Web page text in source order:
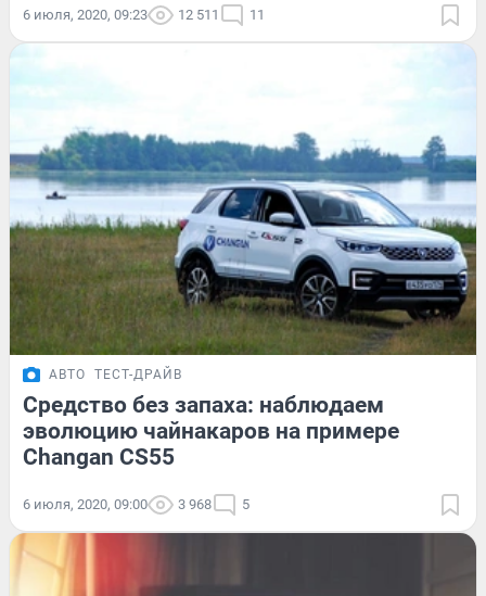
6 июля, 2020, 09:23 12 511 11
АВТО ТЕСТ-ДРАЙВ
Средство без запаха: наблюдаем
эволюцию чайнакаров на примере
Changan CS55
6 июля, 2020, 09:00 3 968 5